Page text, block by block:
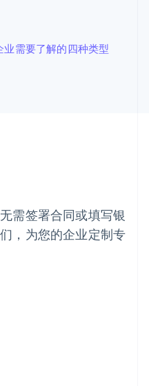
需要了解的四种类型
需签署合同或填写银
，为您的企业定制专